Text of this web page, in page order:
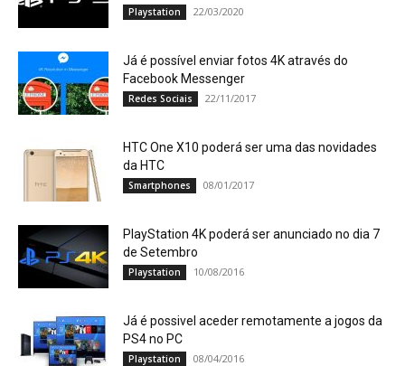
Playstation 22/03/2020
Já é possível enviar fotos 4K através do
Facebook Messenger
Redes Sociais 22/11/2017
HTC One X10 poderá ser uma das novidades
da HTC
Smartphones 08/01/2017
PlayStation 4K poderá ser anunciado no dia 7
de Setembro
Playstation 10/08/2016
Já é possivel aceder remotamente a jogos da
PS4 no PC
Playstation 08/04/2016